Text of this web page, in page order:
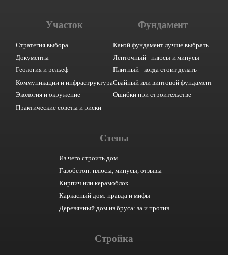
Участок
Стратегия выбора
Документы
Геология и рельеф
Коммуникации и инфраструктура
Экология и окружение
Практические советы и риски
Фундамент
Какой фундамент лучше выбрать
Ленточный - плюсы и минусы
Плитный - когда стоит делать
Свайный или винтовой фундамент
Ошибки при строительстве
Стены
Из чего строить дом
Газобетон: плюсы, минусы, отзывы
Кирпич или керамоблок
Каркасный дом: правда и мифы
Деревянный дом из бруса: за и против
Стройка